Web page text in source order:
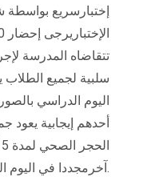
إختبارسريع
تتقاضاه المدرسة
سلبية لجميع الطلاب
اليوم الدراسي
أحدهم إيجابية يعود
آخرمجددا في اليوم السادس.